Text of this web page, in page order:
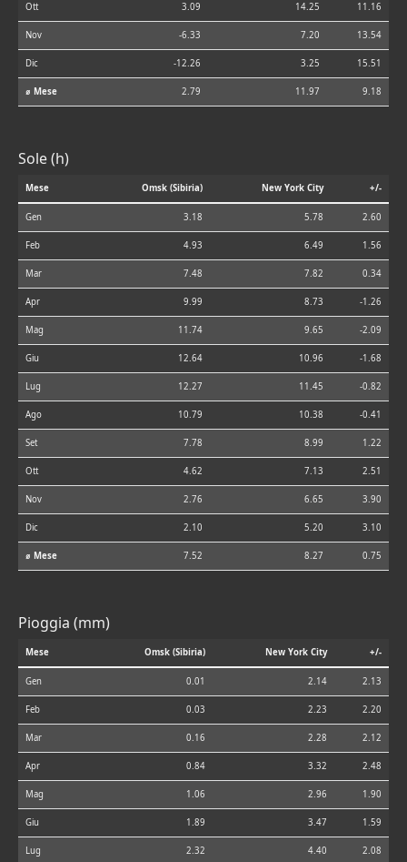
Ott 3.09 14.25 11.16
Nov -6.33 7.20 13.54
Dic -12.26 3.25 15.51
⌀ Mese 2.79 11.97 9.18
Sole (h)
Mese Omsk (Sibiria) New York City +/-
Gen 3.18 5.78 2.60
Feb 4.93 6.49 1.56
Mar 7.48 7.82 0.34
Apr 9.99 8.73 -1.26
Mag 11.74 9.65 -2.09
Giu 12.64 10.96 -1.68
Lug 12.27 11.45 -0.82
Ago 10.79 10.38 -0.41
Set 7.78 8.99 1.22
Ott 4.62 7.13 2.51
Nov 2.76 6.65 3.90
Dic 2.10 5.20 3.10
⌀ Mese 7.52 8.27 0.75
Pioggia (mm)
Mese Omsk (Sibiria) New York City +/-
Gen 0.01 2.14 2.13
Feb 0.03 2.23 2.20
Mar 0.16 2.28 2.12
Apr 0.84 3.32 2.48
Mag 1.06 2.96 1.90
Giu 1.89 3.47 1.59
Lug 2.32 4.40 2.08